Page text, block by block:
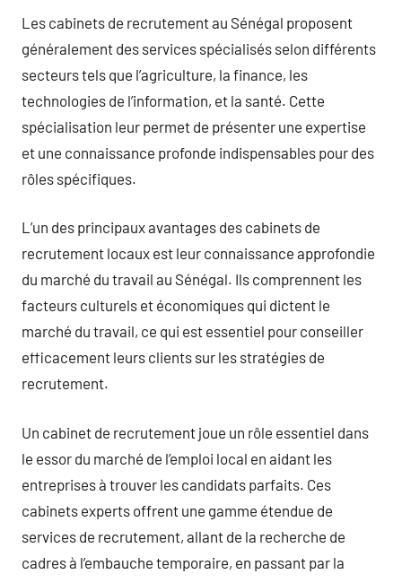
Les cabinets de recrutement au Sénégal proposent
généralement des services spécialisés selon différents
secteurs tels que l’agriculture, la finance, les
technologies de l’information, et la santé. Cette
spécialisation leur permet de présenter une expertise
et une connaissance profonde indispensables pour des
rôles spécifiques.
L’un des principaux avantages des cabinets de
recrutement locaux est leur connaissance approfondie
du marché du travail au Sénégal. Ils comprennent les
facteurs culturels et économiques qui dictent le
marché du travail, ce qui est essentiel pour conseiller
efficacement leurs clients sur les stratégies de
recrutement.
Un cabinet de recrutement joue un rôle essentiel dans
le essor du marché de l’emploi local en aidant les
entreprises à trouver les candidats parfaits. Ces
cabinets experts offrent une gamme étendue de
services de recrutement, allant de la recherche de
cadres à l’embauche temporaire, en passant par la